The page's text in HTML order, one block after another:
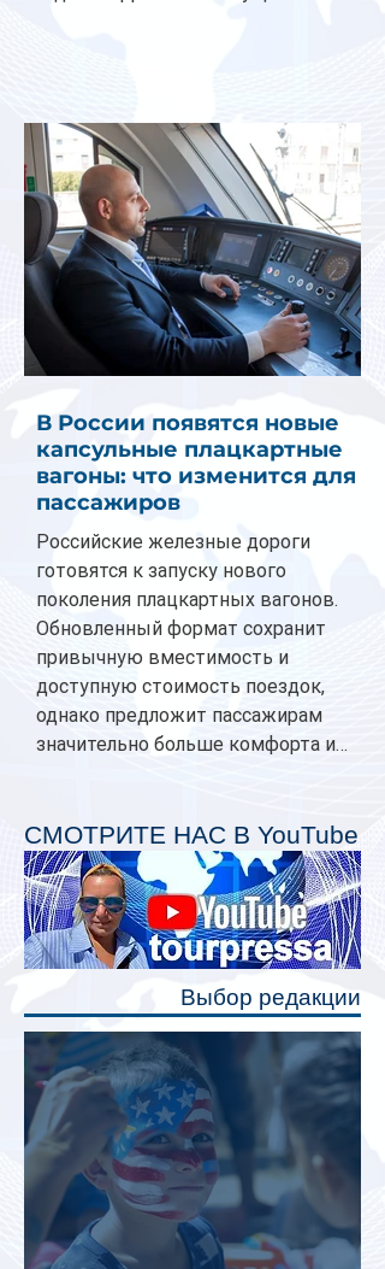
В России появятся новые
капсульные плацкартные
вагоны: что изменится для
пассажиров
Российские железные дороги
готовятся к запуску нового
поколения плацкартных вагонов.
Обновленный формат сохранит
привычную вместимость и
доступную стоимость поездок,
однако предложит пассажирам
значительно больше комфорта и
планируется начать в 2027 году.
Одним из главных нововведений
станут индивидуальные шторки у
каждого спального места. Они
позволят пассажирам закрыть свою
полку во время сна или отдыха,
СМОТРИТЕ НАС В YouTube
Выбор редакции